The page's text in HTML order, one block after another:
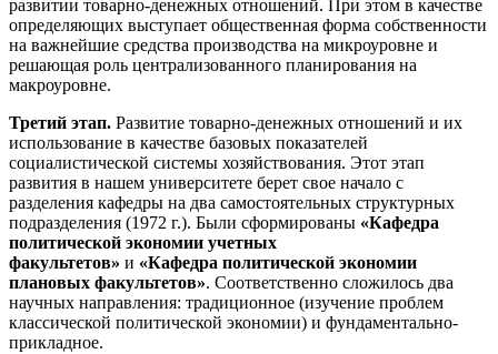
развитии товарно-денежных отношений. При этом в качестве
определяющих выступает общественная форма собственности
на важнейшие средства производства на микроуровне и
решающая роль централизованного планирования на
макроуровне.
Третий этап. Развитие товарно-денежных отношений и их
использование в качестве базовых показателей
социалистической системы хозяйствования. Этот этап
развития в нашем университете берет свое начало с
разделения кафедры на два самостоятельных структурных
подразделения (1972 г.). Были сформированы «Кафедра
политической экономии учетных
факультетов» и «Кафедра политической экономии
плановых факультетов». Соответственно сложилось два
научных направления: традиционное (изучение проблем
классической политической экономии) и фундаментально-
прикладное.